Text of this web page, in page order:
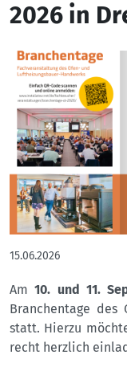
2026 in
15.06.2026
Am10. und 11.
Branchentage des
statt. Hierzu
recht herzlich